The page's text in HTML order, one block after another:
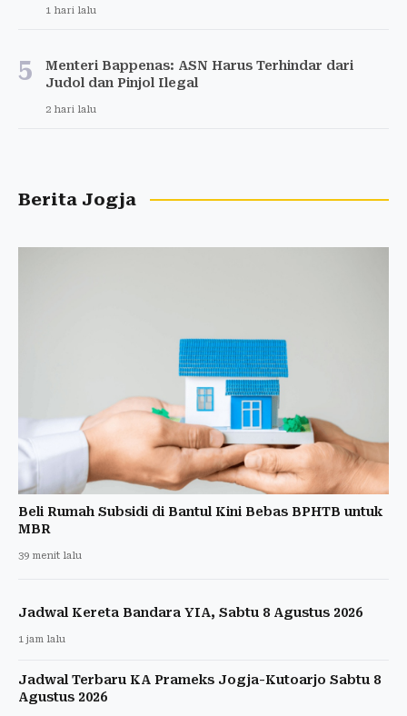
1 hari lalu
5
Menteri Bappenas: ASN Harus Terhindar dari
Judol dan Pinjol Ilegal
2 hari lalu
Berita Jogja
Beli Rumah Subsidi di Bantul Kini Bebas BPHTB untuk
MBR
39 menit lalu
Jadwal Kereta Bandara YIA, Sabtu 8 Agustus 2026
1 jam lalu
Jadwal Terbaru KA Prameks Jogja-Kutoarjo Sabtu 8
Agustus 2026